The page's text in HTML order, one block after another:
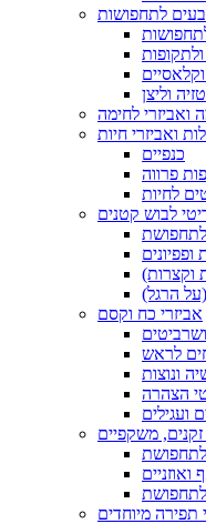
לתחפושות
וליצן
ואביזרי לחימה
ואביזרי חיות
כנפיים
פרווה
לחיות
לבוש קטנים
לתחפושת
ופפיונים
וקצרות)
(על הרגל)
אביזרי כח וקסם
לראש
ונוצות
הצהרה
משקפיים
תפירה מיוחדים